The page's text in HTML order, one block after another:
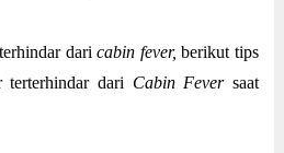
daricabin fever,berikut tips
terterhindar dari Cabin Feversaat